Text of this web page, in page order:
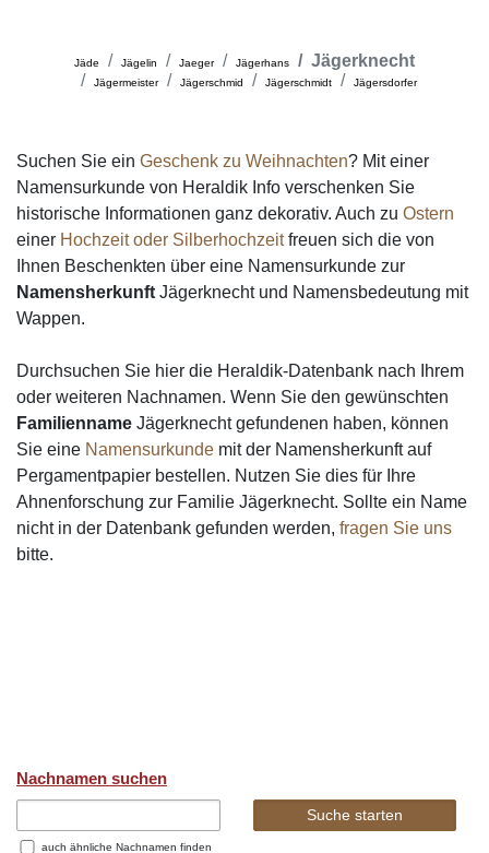
Jäde Jägelin Jaeger Jägerhans Jägerknecht
Jägermeister Jägerschmid Jägerschmidt Jägersdorfer
Suchen Sie ein Geschenk zu Weihnachten? Mit einer
Namensurkunde von Heraldik Info verschenken Sie
historische Informationen ganz dekorativ. Auch zu Ostern
einer Hochzeit oder Silberhochzeitfreuen sich die von
Ihnen Beschenkten über eine Namensurkunde zur
Namensherkunft Jägerknecht und Namensbedeutung mit
Wappen.
Durchsuchen Sie hier die Heraldik-Datenbank nach Ihrem
oder weiteren Nachnamen. Wenn Sie den gewünschten
Familienname Jägerknecht gefundenen haben, können
Sie eine Namensurkunde mit der Namensherkunft auf
Pergamentpapier bestellen. Nutzen Sie dies für Ihre
Ahnenforschung zur Familie Jägerknecht. Sollte ein Name
nicht in der Datenbank gefunden werden, fragen Sie uns
bitte.
Nachnamen suchen
auch ähnliche Nachnamen finden